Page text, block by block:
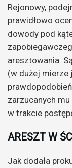
Rejonowy,
prawidłowo
dowody pod
aresztowania.
(w dużej mierze
zarzucanych
w trakcie
ARESZT W
Jak dodała